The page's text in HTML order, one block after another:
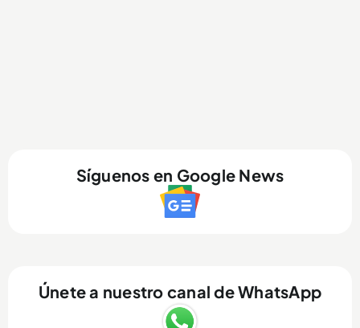
Síguenos en Google News
Únete a nuestro canal de WhatsApp